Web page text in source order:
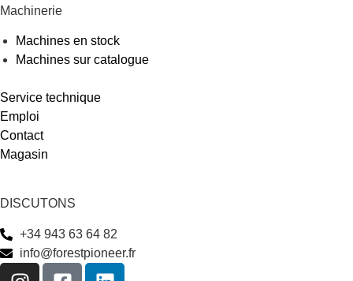
Machinerie
Machines en stock
Machines sur catalogue
Service technique
Emploi
Contact
Magasin
DISCUTONS
+34 943 63 64 82
info@forestpioneer.fr